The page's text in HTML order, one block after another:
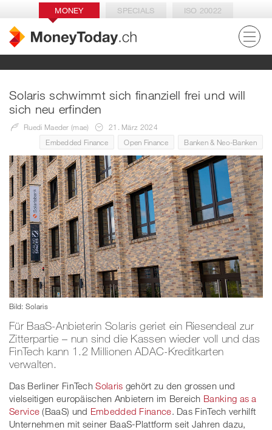
MONEY SPECIALS ISO 20022
Solaris schwimmt sich finanziell frei und will
sich neu erfinden
Ruedi Maeder (mae)
21. März 2024
Embedded Finance
Open Finance Banken & Neo-Banken
Bild: Solaris
Für BaaS-Anbieterin Solaris geriet ein Riesendeal zur
Zitterpartie – nun sind die Kassen wieder voll und das
FinTech kann 1.2 Millionen ADAC-Kreditkarten
verwalten.
Das Berliner FinTechSolaris gehört zu den grossen und
vielseitigen europäischen Anbietern im Bereich Banking as a
Service (BaaS) und Embedded Finance . Das FinTech verhilft
Unternehmen mit seiner BaaS-Plattform seit Jahren dazu,